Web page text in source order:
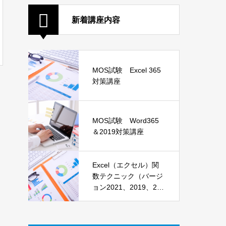
新着講座内容
MOS試験 Excel 365
対策講座
MOS試験 Word365
＆2019対策講座
Excel（エクセル）関
数テクニック（バージ
ョン2021、2019、201